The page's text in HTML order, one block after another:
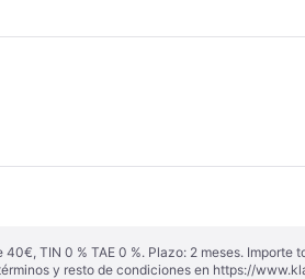
TIN 0 % TAE 0 %. Plazo: 2 meses.
y resto de condiciones en https://